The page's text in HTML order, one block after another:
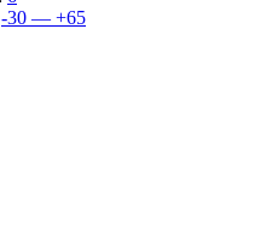
-30 — +65